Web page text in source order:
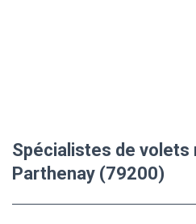
Spécialistes de volets
Parthenay (79200)